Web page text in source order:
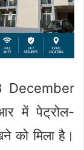
December
में पेट्रोल-
को मिला है।